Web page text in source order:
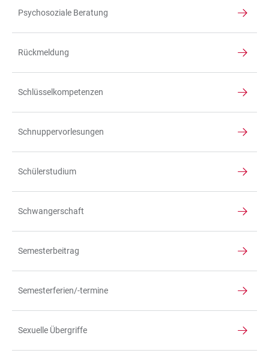
Psychosoziale Beratung
Rückmeldung
Schlüsselkompetenzen
Schnuppervorlesungen
Schülerstudium
Schwangerschaft
Semesterbeitrag
Semesterferien/-termine
Sexuelle Übergriffe